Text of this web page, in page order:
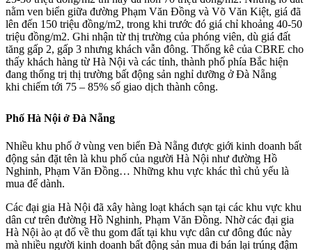
nằm ven biển giữa đường Phạm Văn Đồng và Võ Văn Kiệt, giá đã
lên đến 150 triệu đồng/m2, trong khi trước đó giá chỉ khoảng 40-50
triệu đồng/m2. Ghi nhận từ thị trường của phóng viên, dù giá đất
tăng gấp 2, gấp 3 nhưng khách vẫn đông. Thống kê của CBRE cho
thấy khách hàng từ Hà Nội và các tỉnh, thành phố phía Bắc hiện
đang thống trị thị trường bất động sản nghỉ dưỡng ở Đà Nẵng
khi chiếm tới 75 – 85% số giao dịch thành công.
Phố Hà Nội ở Đà Nẵng
Nhiều khu phố ở vùng ven biển Đà Nẵng được giới kinh doanh bất
động sản đặt tên là khu phố của người Hà Nội như đường Hồ
Nghinh, Phạm Văn Đồng… Những khu vực khác thì chủ yếu là
mua để dành.
Các đại gia Hà Nội đã xây hàng loạt khách sạn tại các khu vực khu
dân cư trên đường Hồ Nghinh, Phạm Văn Đồng. Nhờ các đại gia
Hà Nội ào ạt đổ về thu gom đất tại khu vực dân cư đông đúc này
mà nhiều người kinh doanh bất động sản mua đi bán lại trúng đậm